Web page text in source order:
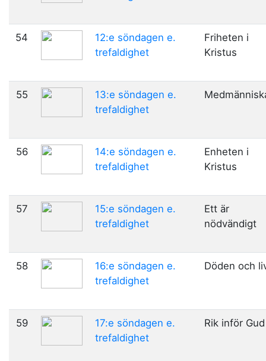
54
12:e söndagen e.
trefaldighet
Friheten i
Kristus
55
13:e söndagen e.
trefaldighet
56
14:e söndagen e.
trefaldighet
Enheten i
Kristus
57
15:e söndagen e.
trefaldighet
Ett är
nödvändigt
58
16:e söndagen e.
trefaldighet
Döden och
59
17:e söndagen e.
trefaldighet
Rik inför Gud